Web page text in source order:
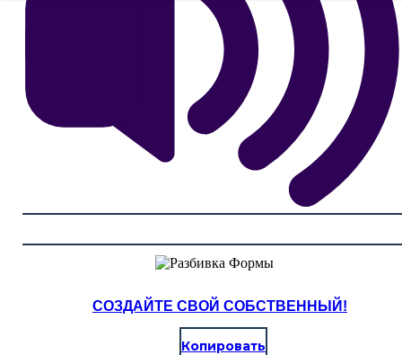
СОЗДАЙТЕ СВОЙ СОБСТВЕННЫЙ!
Копировать